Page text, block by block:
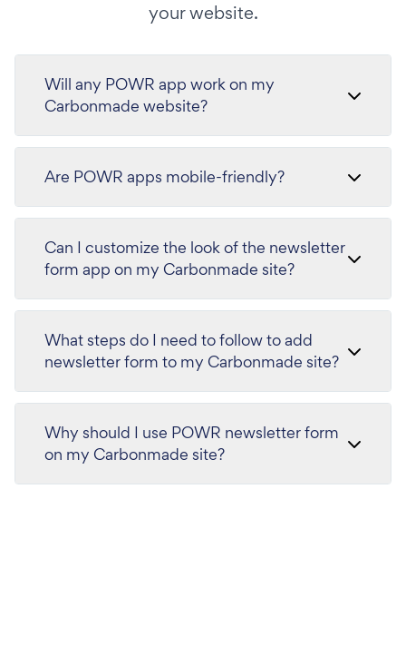
your website.
Will any POWR app work on my
Carbonmade website?
Are POWR apps mobile-friendly?
Can I customize the look of the newsletter
form app on my Carbonmade site?
What steps do I need to follow to add
newsletter form to my Carbonmade site?
Why should I use POWR newsletter form
on my Carbonmade site?